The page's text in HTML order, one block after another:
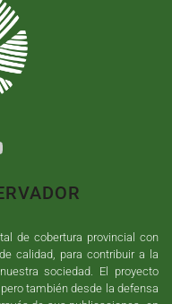
de cobertura provincial con
calidad, para contribuir a la
sociedad. El proyecto
también desde la defensa